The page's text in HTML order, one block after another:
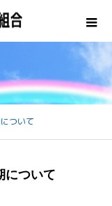
ついて
について